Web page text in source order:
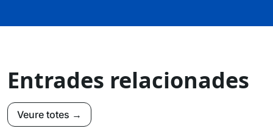
Entrades relacionades
Veure totes →